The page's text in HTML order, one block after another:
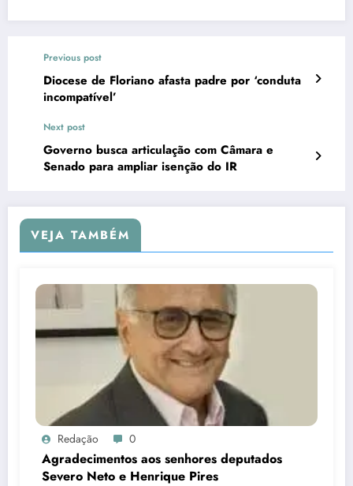
Previous post
Diocese de Floriano afasta padre por ‘conduta
incompatível’
Next post
Governo busca articulação com Câmara e
Senado para ampliar isenção do IR
VEJA TAMBÉM
Redação 0
Agradecimentos aos senhores deputados
Severo Neto e Henrique Pires